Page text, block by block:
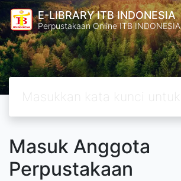
E-LIBRARY ITB INDONESIA
Perpustakaan Online ITB INDONESIA
Masuk Anggota
Perpustakaan